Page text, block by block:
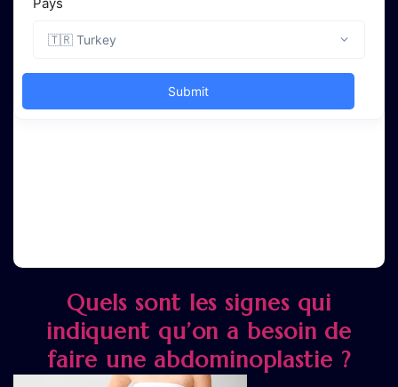
Quels sont les signes qui
indiquent qu’on a besoin de
faire une abdominoplastie ?